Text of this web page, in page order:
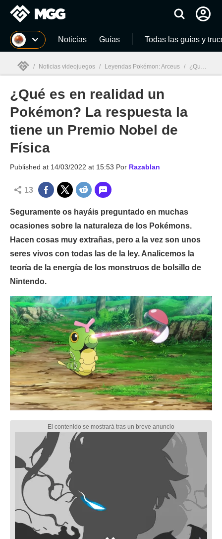
MGG Noticias Guías Todas las guías y
MGG
/ Noticias videojuegos / Leyendas Pokémon: Arceus / ¿Qué es en realidad un Pokémon? La respuesta la tiene un Premio Nobel de Física
¿Qué es en realidad un
Pokémon? La respuesta la
tiene un Premio Nobel de
Física
Published at 14/03/2022 at 15:53 Por Razablan
13
Seguramente os hayáis preguntado en muchas
ocasiones sobre la naturaleza de los Pokémons.
Hacen cosas muy extrañas, pero a la vez son unos
seres vivos con todas las de la ley. Analicemos la
teoría de la energía de los monstruos de bolsillo de
Nintendo.